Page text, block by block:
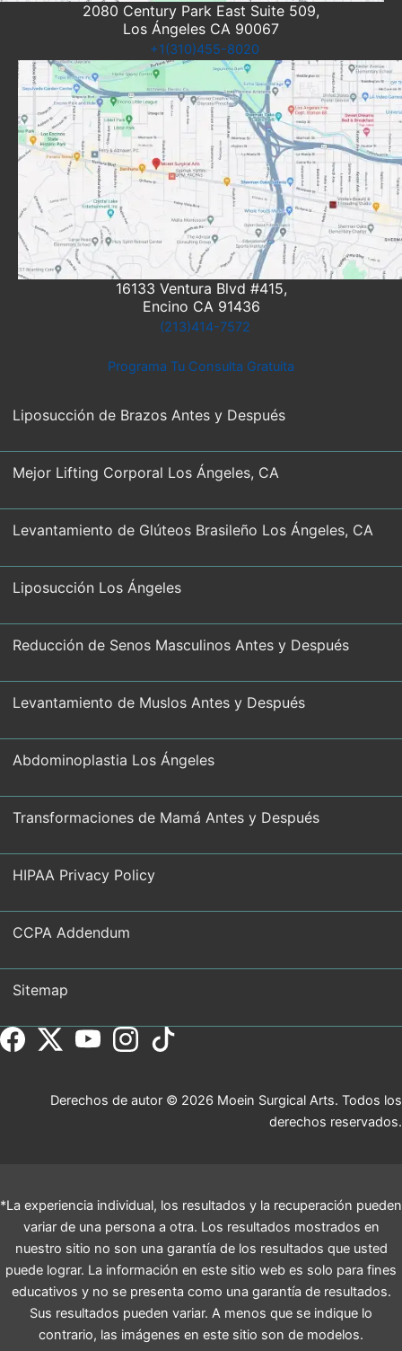
2080 Century Park East Suite 509,
Los Ángeles CA 90067
+1(310)455-8020
16133 Ventura Blvd #415,
Encino CA 91436
(213)414-7572
Programa Tu Consulta Gratuita
Liposucción de Brazos Antes y Después
Mejor Lifting Corporal Los Ángeles, CA
Levantamiento de Glúteos Brasileño Los Ángeles, CA
Liposucción Los Ángeles
Reducción de Senos Masculinos Antes y Después
Levantamiento de Muslos Antes y Después
Abdominoplastia Los Ángeles
Transformaciones de Mamá Antes y Después
HIPAA Privacy Policy
CCPA Addendum
Sitemap
Derechos de autor © 2026 Moein Surgical Arts. Todos los
derechos reservados.
*La experiencia individual, los resultados y la recuperación pueden
variar de una persona a otra. Los resultados mostrados en
nuestro sitio no son una garantía de los resultados que usted
puede lograr. La información en este sitio web es solo para fines
educativos y no se presenta como una garantía de resultados.
Sus resultados pueden variar. A menos que se indique lo
contrario, las imágenes en este sitio son de modelos.